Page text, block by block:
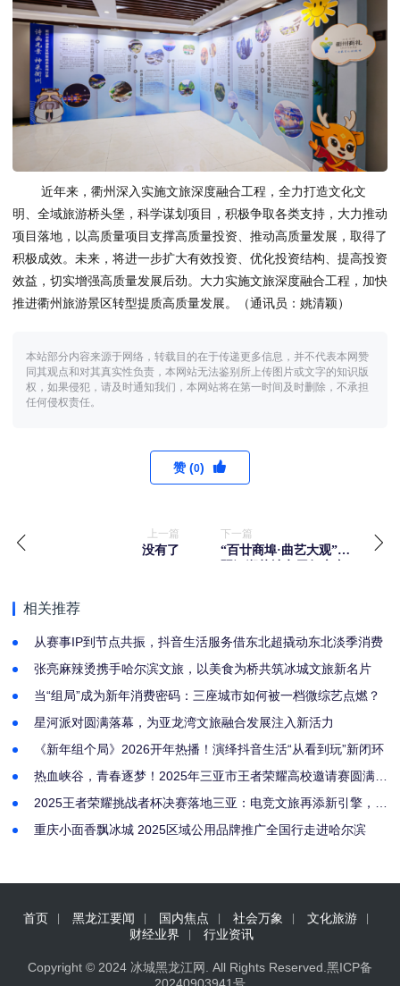
近年来，衢州深入实施文旅深度融合工程，全力打造文化文
明、全域旅游桥头堡，科学谋划项目，积极争取各类支持，大力推动
项目落地，以高质量项目支撑高质量投资、推动高质量发展，取得了
积极成效。未来，将进一步扩大有效投资、优化投资结构、提高投资
效益，切实增强高质量发展后劲。大力实施文旅深度融合工程，加快
推进衢州旅游景区转型提质高质量发展。（通讯员：姚清颖）
本站部分内容来源于网络，转载目的在于传递更多信息，并不代表本网赞
同其观点和对其真实性负责，本网站无法鉴别所上传图片或文字的知识版
权，如果侵犯，请及时通知我们，本网站将在第一时间及时删除，不承担
任何侵权责任。
赞 (0)
上一篇
没有了
下一篇
“百廿商埠·曲艺大观”—
相关推荐
从赛事IP到节点共振，抖音生活服务借东北超撬动东北淡季消费
张亮麻辣烫携手哈尔滨文旅，以美食为桥共筑冰城文旅新名片
当“组局”成为新年消费密码：三座城市如何被一档微综艺点燃？
星河派对圆满落幕，为亚龙湾文旅融合发展注入新活力
《新年组个局》2026开年热播！演绎抖音生活“从看到玩”新闭环
热血峡谷，青春逐梦！2025年三亚市王者荣耀高校邀请赛圆满落
2025王者荣耀挑战者杯决赛落地三亚：电竞文旅再添新引擎，南
重庆小面香飘冰城 2025区域公用品牌推广全国行走进哈尔滨
首页 黑龙江要闻 国内焦点 社会万象
文化旅游
财经业界
行业资讯
Copyright © 2024 冰城黑龙江网. All Rights Reserved.黑ICP备